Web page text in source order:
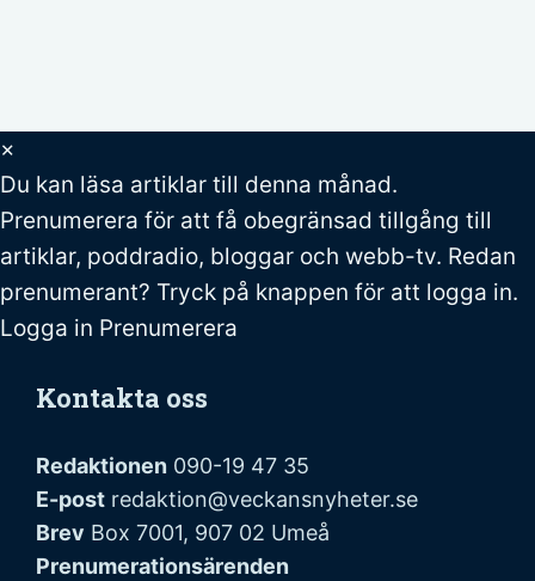
×
Du kan läsa artiklar till denna månad.
Prenumerera för att få obegränsad tillgång till
artiklar, poddradio, bloggar och webb-tv. Redan
prenumerant? Tryck på knappen för att logga in.
Logga in Prenumerera
Kontakta oss
Redaktionen 090-19 47 35
E-post redaktion@veckansnyheter.se
Brev Box 7001, 907 02 Umeå
Prenumerationsärenden